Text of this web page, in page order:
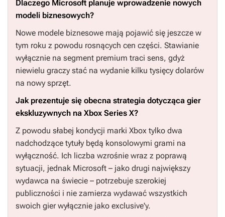
Dlaczego Microsoft planuje wprowadzenie nowych
modeli biznesowych?
Nowe modele biznesowe mają pojawić się jeszcze w
tym roku z powodu rosnących cen części. Stawianie
wyłącznie na segment premium traci sens, gdyż
niewielu graczy stać na wydanie kilku tysięcy dolarów
na nowy sprzęt.
Jak prezentuje się obecna strategia dotycząca gier
ekskluzywnych na Xbox Series X?
Z powodu słabej kondycji marki Xbox tylko dwa
nadchodzące tytuły będą konsolowymi grami na
wyłączność. Ich liczba wzrośnie wraz z poprawą
sytuacji, jednak Microsoft – jako drugi największy
wydawca na świecie – potrzebuje szerokiej
publiczności i nie zamierza wydawać wszystkich
swoich gier wyłącznie jako exclusive'y.